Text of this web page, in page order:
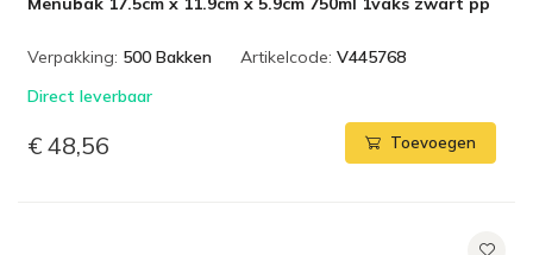
Verpakking: 500 Bakken Artikelcode: V445768
Direct leverbaar
€ 48,56 Toevoegen